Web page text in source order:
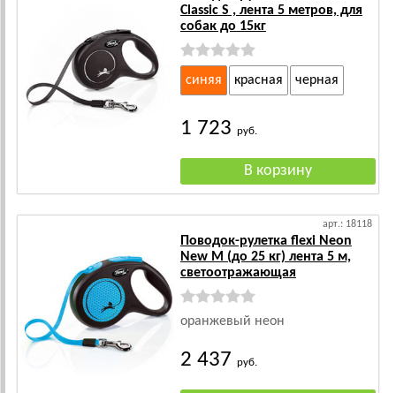
Classic S , лента 5 метров, для
собак до 15кг
синяя красная черная
1 723 руб.
арт.: 18118
Поводок-рулетка flexi Neon
New M (до 25 кг) лента 5 м,
светоотражающая
оранжевый неон
2 437 руб.